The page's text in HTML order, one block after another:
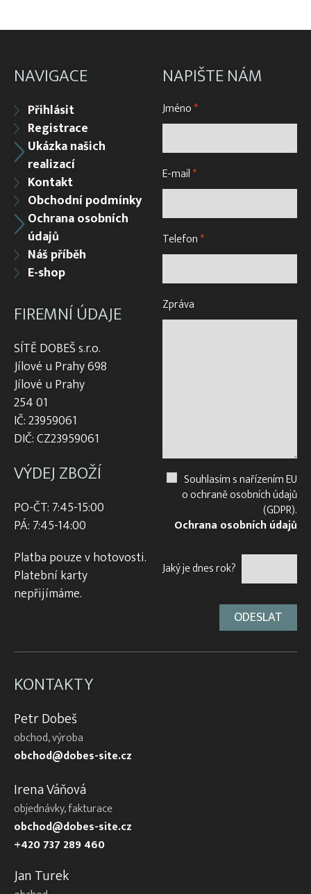
NAVIGACE
Přihlásit
Registrace
Ukázka našich
realizací
Kontakt
Obchodní podmínky
Ochrana osobních
údajů
Náš příběh
E-shop
FIREMNÍ ÚDAJE
SÍTĚ DOBEŠ s.r.o.
Jílové u Prahy 698
Jílové u Prahy
254 01
IČ: 23959061
DIČ: CZ23959061
VÝDEJ ZBOŽÍ
PO-ČT: 7:45-15:00
PÁ: 7:45-14:00
Platba pouze v hotovosti.
Platební karty
nepřijímáme.
NAPIŠTE NÁM
Jméno*
E-mail*
Telefon*
Zpráva
Souhlasím s nařízením EU
o ochraně osobních údajů
(GDPR).
Ochrana osobních údajů
Jaký je dnes rok?
KONTAKTY
Petr Dobeš
obchod, výroba
obchod@dobes-site.cz
Irena Váňová
objednávky, fakturace
obchod@dobes-site.cz
+420 737 289 460
Jan Turek